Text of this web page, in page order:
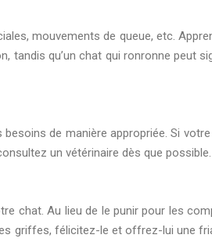
mouvements de queue, etc.
qu’un chat qui ronronne peut
de manière appropriée. Si
un vétérinaire dès que possible.
chat. Au lieu de le punir pour les
griffes, félicitez-le et offrez-lui une